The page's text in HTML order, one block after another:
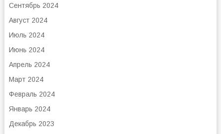
Сентябрь 2024
Август 2024
Июль 2024
Июнь 2024
Апрель 2024
Март 2024
Февраль 2024
Январь 2024
Декабрь 2023